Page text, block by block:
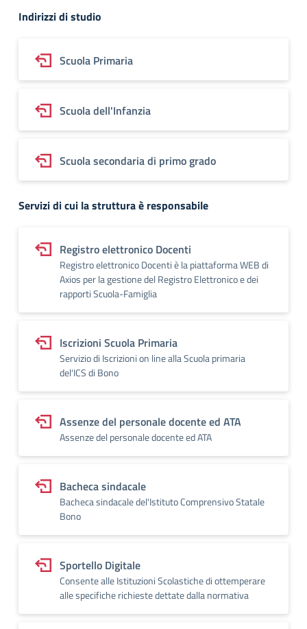
Indirizzi di studio
Scuola Primaria
Scuola dell'Infanzia
Scuola secondaria di primo grado
Servizi di cui la struttura è responsabile
Registro elettronico Docenti
Registro elettronico Docenti è la piattaforma WEB di
Axios per la gestione del Registro Elettronico e dei
rapporti Scuola-Famiglia
Iscrizioni Scuola Primaria
Servizio di Iscrizioni on line alla Scuola primaria
del'ICS di Bono
Assenze del personale docente ed ATA
Assenze del personale docente ed ATA
Bacheca sindacale
Bacheca sindacale del'Istituto Comprensivo Statale
Bono
Sportello Digitale
Consente alle Istituzioni Scolastiche di ottemperare
alle specifiche richieste dettate dalla normativa